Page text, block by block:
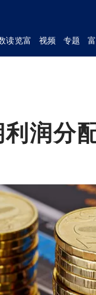
读览富 视频 专题
润分